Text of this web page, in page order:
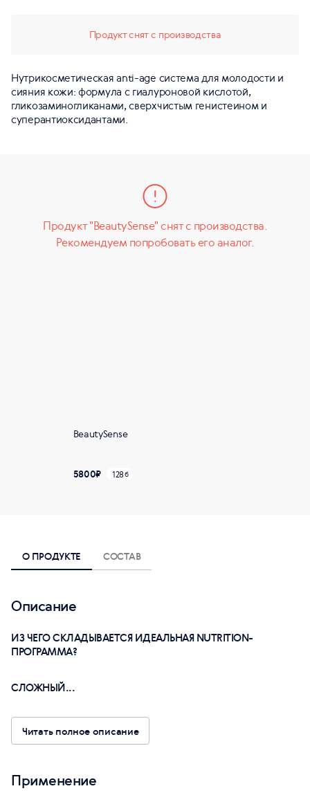
Нутрикосметическая anti-age система для молодости и
сияния кожи: формула с гиалуроновой кислотой,
гликозаминогликанами, сверхчистым генистеином и
суперантиоксидантами.
Продукт снят с производства
Продукт "BeautySense" снят с производства.
Рекомендуем попробовать его аналог.
BeautySense
5800₽ 128б
О ПРОДУКТЕ СОСТАВ
Описание
ИЗ ЧЕГО СКЛАДЫВАЕТСЯ ИДЕАЛЬНАЯ NUTRITION-
ПРОГРАММА?
СЛОЖНЫЙ...
Читать полное описание
Применение